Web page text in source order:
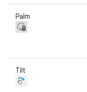
Palm
Tilt